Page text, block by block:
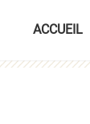
ACCUEIL